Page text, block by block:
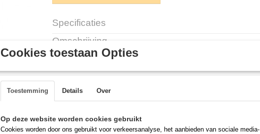
Specificaties
Productcode
Omschrijving
Witte Vrieskast 340 liter
Met 6 verstelbare roosters: roosters van 502x440 mm
- Deur met vlakke binnenkant.
- In de vriesruimte zit een Ventilator voor geforceerde luchtventilatie.
- Draairichting deur wisselbaar.
- Voorzien van slot.
Cookies toestaan Opties
Toestemming Details Over
Op deze website worden cookies gebruikt
Cookies worden door ons gebruikt voor verkeersanalyse, het aanbieden van sociale media-